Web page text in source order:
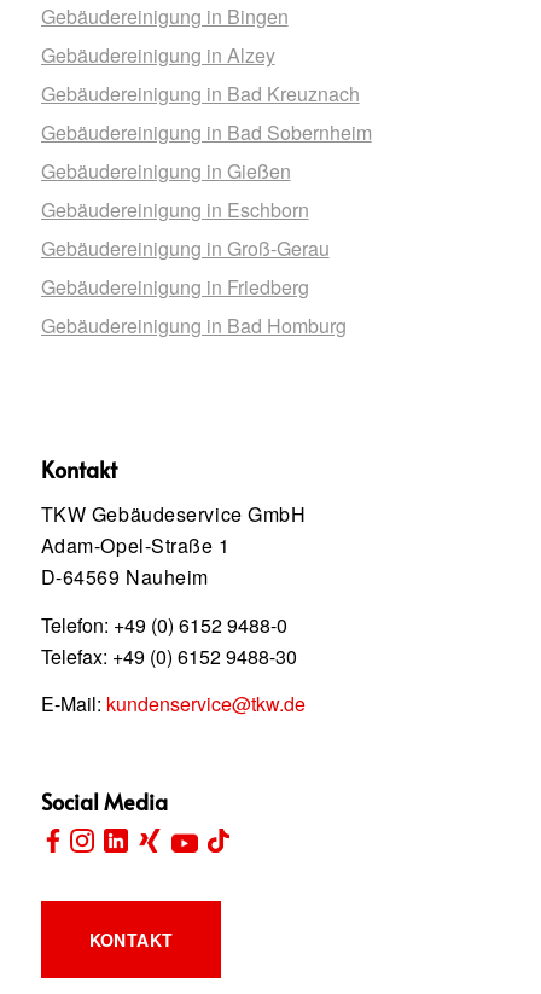
Gebäudereinigung in Bingen
Gebäudereinigung in Alzey
Gebäudereinigung in Bad Kreuznach
Gebäudereinigung in Bad Sobernheim
Gebäudereinigung in Gießen
Gebäudereinigung in Eschborn
Gebäudereinigung in Groß-Gerau
Gebäudereinigung in Friedberg
Gebäudereinigung in Bad Homburg
Kontakt
TKW Gebäudeservice GmbH
Adam-Opel-Straße 1
D-64569 Nauheim
Telefon: +49 (0) 6152 9488-0
Telefax: +49 (0) 6152 9488-30
E-Mail: kundenservice@tkw.de
Social Media
KONTAKT